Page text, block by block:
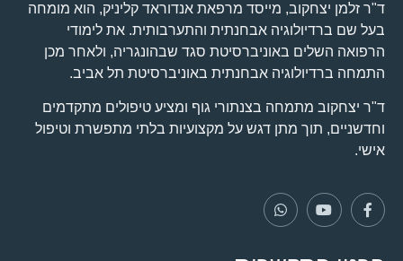
ד"ר זלמן יצחקוב, מייסד מרפאת אנדוראד קליניק, הוא מומחה
בעל שם ברדיולוגיה אבחנתית והתערבותית. את לימודי
הרפואה השלים באוניברסיטת סגד שבהונגריה, ולאחר מכן
התמחה ברדיולוגיה אבחנתית באוניברסיטת תל אביב.
ד"ר יצחקוב מתמחה בצנתורי גוף ומציע טיפולים מתקדמים
וחדשניים, תוך מתן דגש על מקצועיות בלתי מתפשרת וטיפול
אישי.